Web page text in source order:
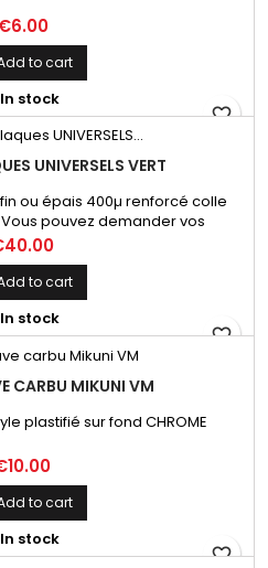
Price
€6.00
to cart
In stock
favorite_border
UNIVERSELS VERT
ou épais 400µ renforcé colle
Vous pouvez demander vos
lors de votre commande sur ce
to cart
In stock
favorite_border
CARBU MIKUNI VM
plastifié sur fond CHROME
to cart
In stock
favorite_border